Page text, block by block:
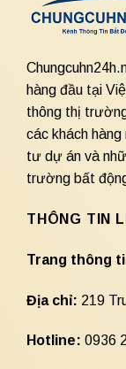
hàng đầu tại
thông thị
các khách
tư dự án và
trường bất
THÔNG TIN
Trang thông
Địa chỉ: 219
Hotline: 0936